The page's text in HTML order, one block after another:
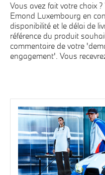
Vous avez fait votre choix
Emond Luxembourg en
disponibilité et le délai de
référence du produit
commentaire de votre
engagement'. Vous